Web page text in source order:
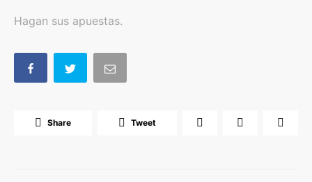
Hagan sus apuestas.
Share Tweet